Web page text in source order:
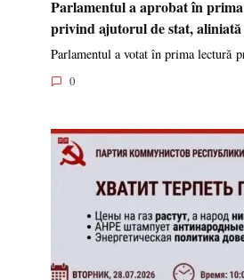
Parlamentul a aprobat în
privind ajutorul de stat,
Parlamentul a votat în prima lectură
0